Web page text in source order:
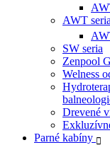
AWT
SW seria
Zenpool
Welness
Drevené
Parné kabíny